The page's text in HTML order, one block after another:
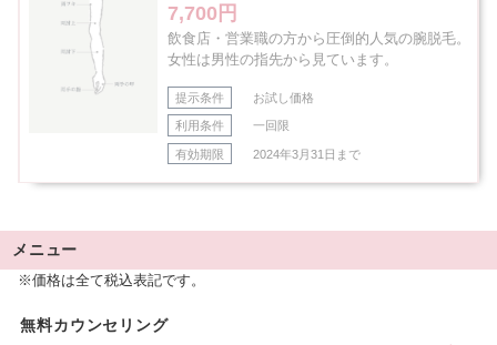
7,700円
飲食店・営業職の方から圧倒的人気の腕脱毛。
女性は男性の指先から見ています。
提示条件 お試し価格
利用条件 一回限
有効期限 2024年3月31日まで
メニュー
※価格は全て税込表記です。
無料カウンセリング